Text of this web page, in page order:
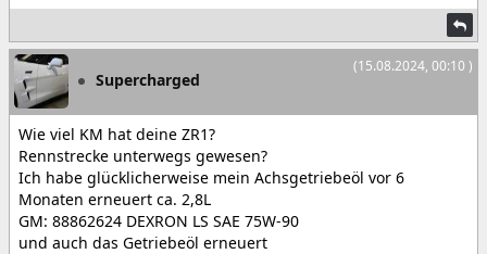
(15.08.2024, 00:10 )
Supercharged
Wie viel KM hat deine ZR1?
Rennstrecke unterwegs gewesen?
Ich habe glücklicherweise mein Achsgetriebeöl vor 6
Monaten erneuert ca. 2,8L
GM: 88862624 DEXRON LS SAE 75W-90
und auch das Getriebeöl erneuert